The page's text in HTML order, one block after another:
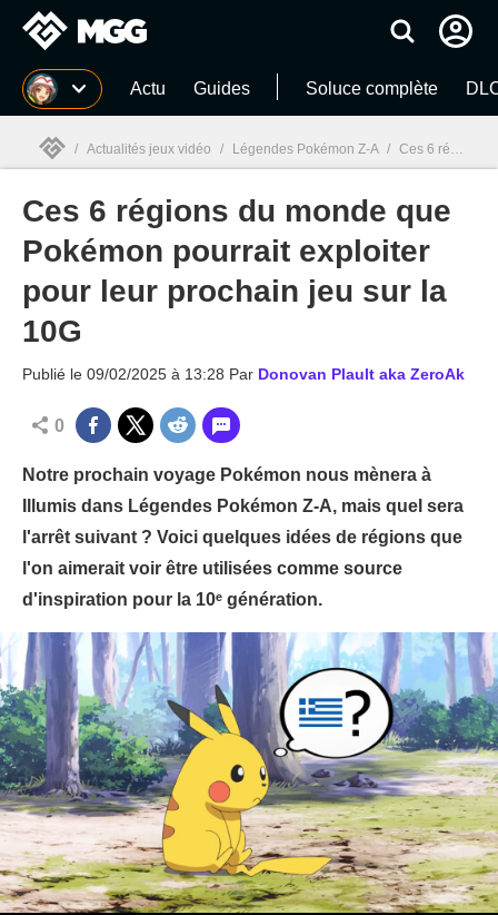
MGG Actu Guides Soluce complète
MGG
/ Actualités jeux vidéo / Légendes Pokémon Z-A / Ces 6 régions du monde que Pokémon pourrait exploiter pour leur prochain jeu sur la 10G
Ces 6 régions du monde que
Pokémon pourrait exploiter
pour leur prochain jeu sur la
10G
Publié le 09/02/2025 à 13:28 Par Donovan Plault aka ZeroAk
0
Notre prochain voyage Pokémon nous mènera à
Illumis dans Légendes Pokémon Z-A, mais quel sera
l'arrêt suivant ? Voici quelques idées de régions que
l'on aimerait voir être utilisées comme source
d'inspiration pour la 10ᵉ génération.